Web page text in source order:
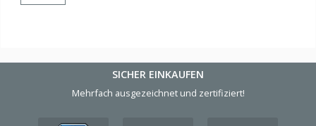
SICHER EINKAUFEN
Mehrfach ausgezeichnet und zertifiziert!